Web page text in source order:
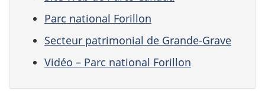
Parc national Forillon
Secteur patrimonial de Grande-Grave
Vidéo – Parc national Forillon